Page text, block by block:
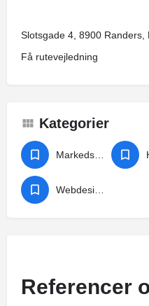
Slotsgade 4, 8900 Randers,
Få rutevejledning
Kategorier
Referencer